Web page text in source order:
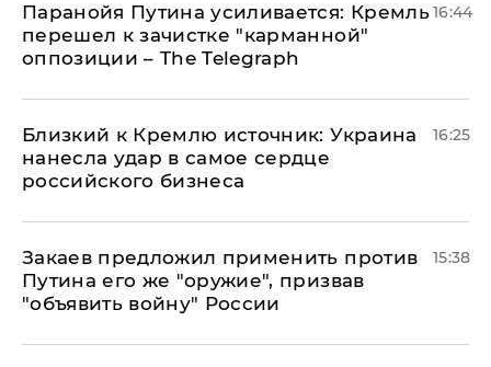
Паранойя Путина усиливается: Кремль
перешел к зачистке "карманной"
оппозиции – The Telegraph
16:44
Близкий к Кремлю источник: Украина
нанесла удар в самое сердце
российского бизнеса
16:25
Закаев предложил применить против
Путина его же "оружие", призвав
"объявить войну" России
15:38